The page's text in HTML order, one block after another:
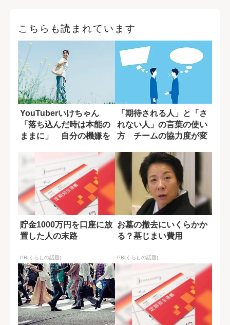
こちらも読まれています
YouTuberいけちゃん
「落ち込んだ時は本能の
ままに」 自分の機嫌を
「期待される人」と「さ
れない人」の言葉の使い
方 チームの協力度が変
貯金1000万円を口座に放
置した人の末路
PR(くらしの話題)
お墓の撤去にいくらかか
る？墓じまい費用
PR(くらしの話題)